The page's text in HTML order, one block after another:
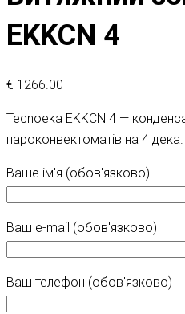
EKKCN 4
€ 1266.00
Tecnoeka EKKCN 4 —
пароконвектоматів на 4 дека.
Ваше ім'я (обов'язково)
Ваш e-mail (обов'язково)
Ваш телефон (обов'язково)